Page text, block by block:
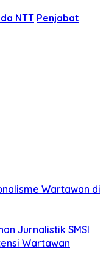
NTT Penjabat
Wartawan di
Jurnalistik SMSI
Wartawan